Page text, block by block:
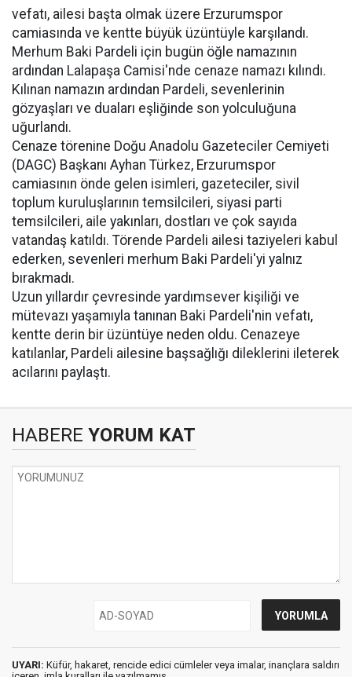
vefatı, ailesi başta olmak üzere Erzurumspor
camiasında ve kentte büyük üzüntüyle karşılandı.
Merhum Baki Pardeli için bugün öğle namazının
ardından Lalapaşa Camisi'nde cenaze namazı kılındı.
Kılınan namazın ardından Pardeli, sevenlerinin
gözyaşları ve duaları eşliğinde son yolculuğuna
uğurlandı.
Cenaze törenine Doğu Anadolu Gazeteciler Cemiyeti
(DAGC) Başkanı Ayhan Türkez, Erzurumspor
camiasının önde gelen isimleri, gazeteciler, sivil
toplum kuruluşlarının temsilcileri, siyasi parti
temsilcileri, aile yakınları, dostları ve çok sayıda
vatandaş katıldı. Törende Pardeli ailesi taziyeleri kabul
ederken, sevenleri merhum Baki Pardeli'yi yalnız
bırakmadı.
Uzun yıllardır çevresinde yardımsever kişiliği ve
mütevazı yaşamıyla tanınan Baki Pardeli'nin vefatı,
kentte derin bir üzüntüye neden oldu. Cenazeye
katılanlar, Pardeli ailesine başsağlığı dileklerini ileterek
acılarını paylaştı.
HABERE YORUM KAT
UYARI: Küfür, hakaret, rencide edici cümleler veya imalar, inançlara saldırı